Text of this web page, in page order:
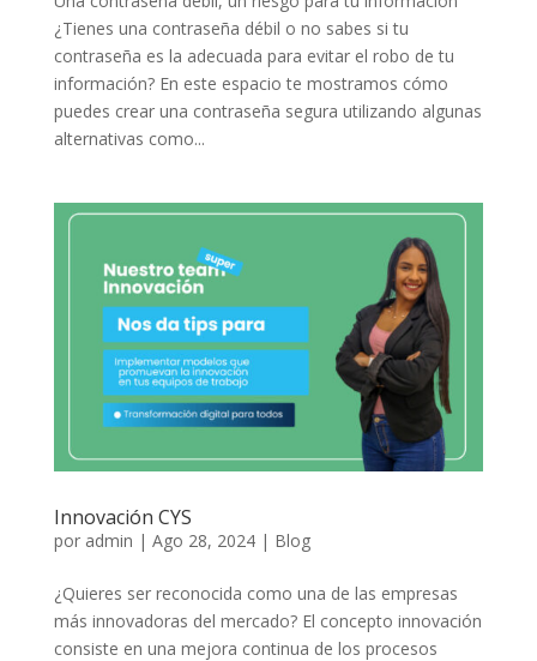
¿Tienes una contraseña débil o no sabes si tu
contraseña es la adecuada para evitar el robo de tu
información? En este espacio te mostramos cómo
puedes crear una contraseña segura utilizando algunas
alternativas como...
Innovación CYS
por admin | Ago 28, 2024| Blog
¿Quieres ser reconocida como una de las empresas
más innovadoras del mercado? El concepto innovación
consiste en una mejora continua de los procesos